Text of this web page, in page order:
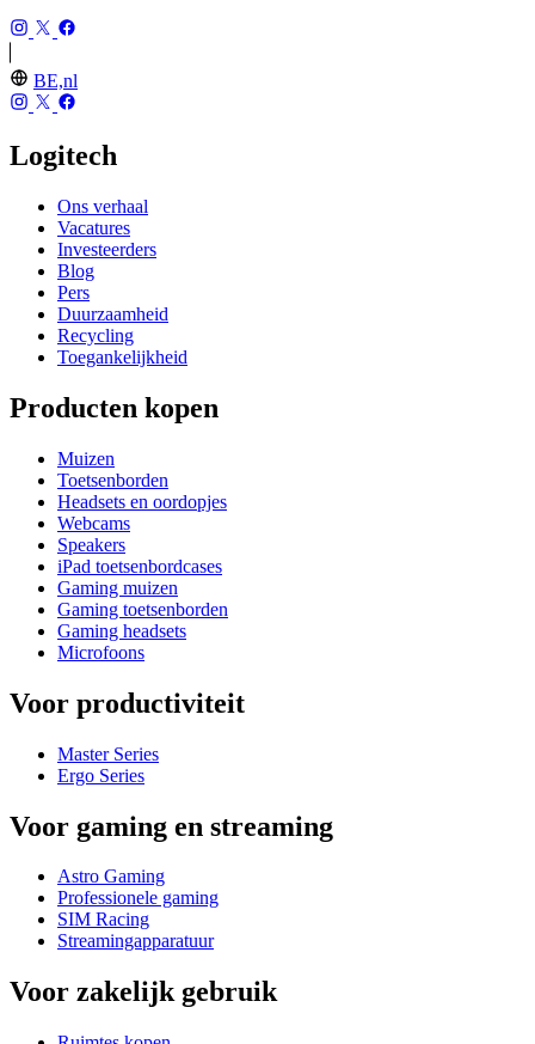
BE,nl
Logitech
Ons verhaal
Vacatures
Investeerders
Blog
Pers
Duurzaamheid
Recycling
Toegankelijkheid
Producten kopen
Muizen
Toetsenborden
Headsets en oordopjes
Webcams
Speakers
iPad toetsenbordcases
Gaming muizen
Gaming toetsenborden
Gaming headsets
Microfoons
Voor productiviteit
Master Series
Ergo Series
Voor gaming en streaming
Astro Gaming
Professionele gaming
SIM Racing
Streamingapparatuur
Voor zakelijk gebruik